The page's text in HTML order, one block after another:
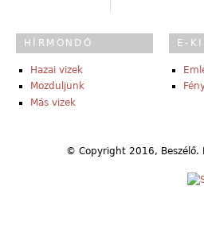
HÍRMONDÓ
Hazai vizek
Mozduljunk
Más vizek
E-
© Copyright 2016,